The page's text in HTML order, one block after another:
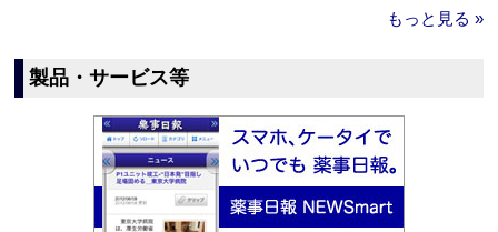
もっと見る »
製品・サービス等